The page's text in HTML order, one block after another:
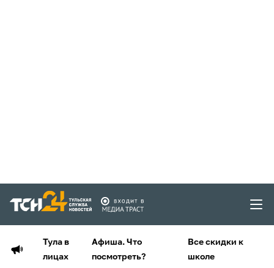
Тула в
лицах
Афиша. Что
посмотреть?
Все скидки к
школе